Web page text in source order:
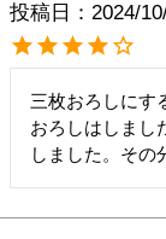
投稿日 2024/
三枚おろしにす
おろしはしまし